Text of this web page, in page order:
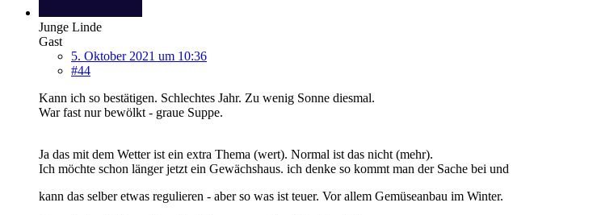
Junge Linde
Gast
5. Oktober 2021 um 10:36
#44
Kann ich so bestätigen. Schlechtes Jahr. Zu wenig Sonne diesmal.
War fast nur bewölkt - graue Suppe.
Ja das mit dem Wetter ist ein extra Thema (wert). Normal ist das nicht (mehr).
Ich möchte schon länger jetzt ein Gewächshaus. ich denke so kommt man der Sache bei und
kann das selber etwas regulieren - aber so was ist teuer. Vor allem Gemüseanbau im Winter.